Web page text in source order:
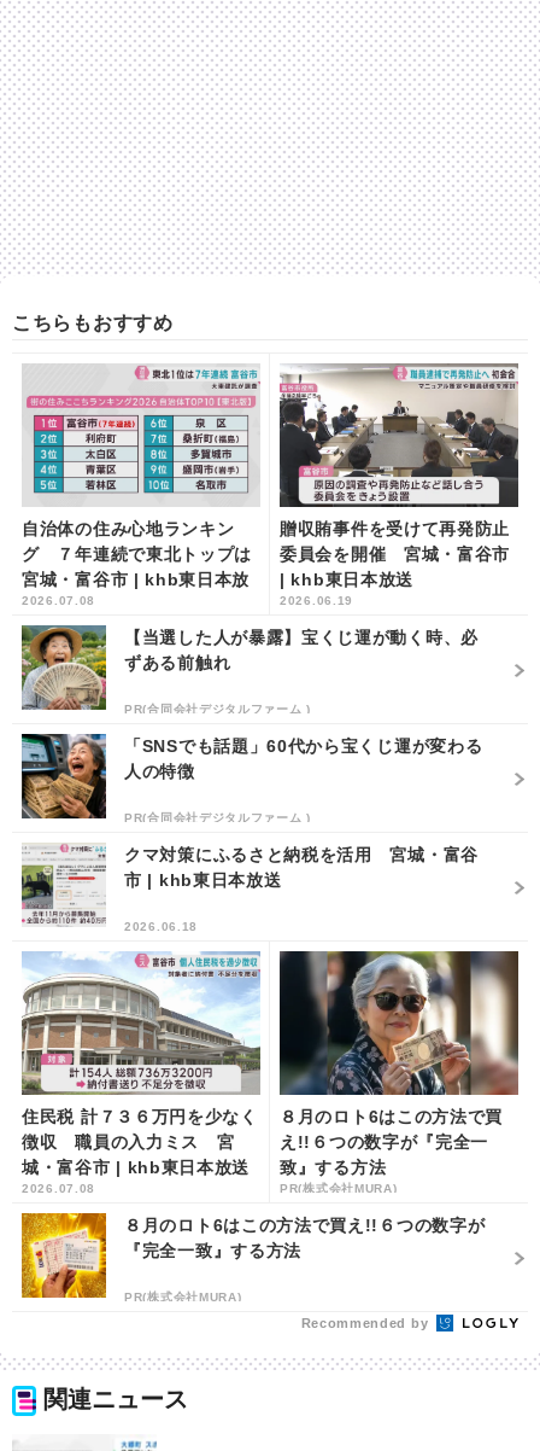
こちらもおすすめ
自治体の住み心地ランキン
グ ７年連続で東北トップは
宮城・富谷市 | khb東日本放
送
2026.07.08
贈収賄事件を受けて再発防止
委員会を開催 宮城・富谷市
| khb東日本放送
2026.06.19
【当選した人が暴露】宝くじ運が動く時、必
ずある前触れ
PR(合同会社デジタルファーム )
「SNSでも話題」60代から宝くじ運が変わる
人の特徴
PR(合同会社デジタルファーム )
クマ対策にふるさと納税を活用 宮城・富谷
市 | khb東日本放送
2026.06.18
住民税 計７３６万円を少なく
徴収 職員の入力ミス 宮
城・富谷市 | khb東日本放送
2026.07.08
８月のロト6はこの方法で買
え!!６つの数字が『完全一
致』する方法
PR(株式会社MURA)
８月のロト6はこの方法で買え!!６つの数字が
『完全一致』する方法
PR(株式会社MURA)
Recommended by
関連ニュース